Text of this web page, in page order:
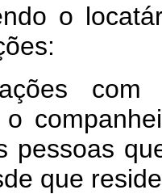
o
com
pessoas
que